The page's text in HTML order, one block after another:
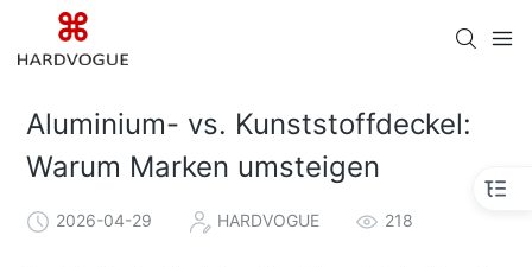
Aluminium- vs. Kunststoffdeckel:
Warum Marken umsteigen
2026-04-29 HARDVOGUE 218